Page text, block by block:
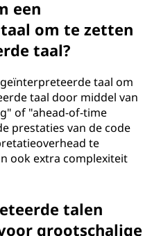
een
om te zetten
taal?
taal om
taal door middel van
of "ahead-of-time
prestaties van de code
te
ook extra complexiteit
talen
grootschalige